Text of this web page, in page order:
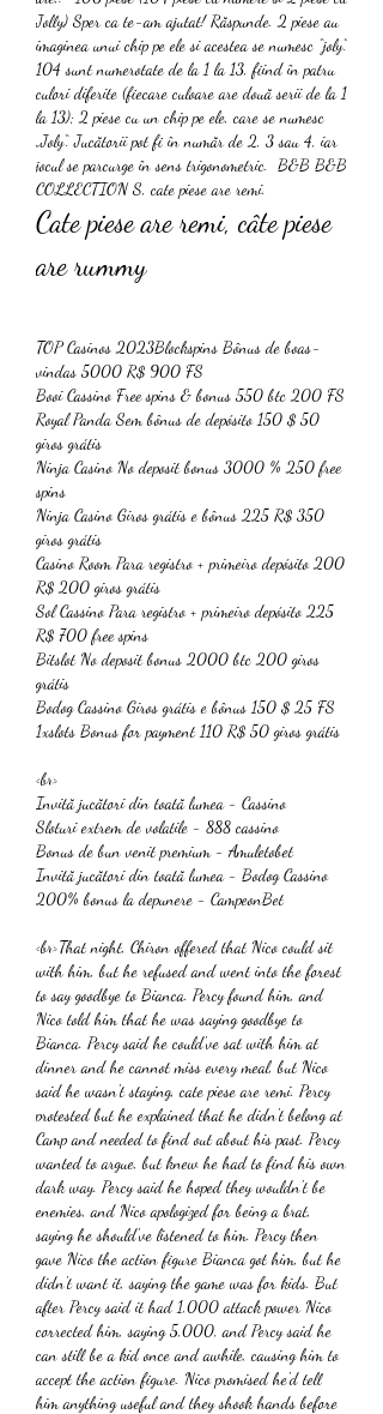
Jolly) Sper ca te-am ajutat! Răspunde. 2 piese au
imaginea unui chip pe ele si acestea se numesc “joly”.
104 sunt numerotate de la 1 la 13, fiind în patru
culori diferite (fiecare culoare are două serii de la 1
la 13); 2 piese cu un chip pe ele, care se numesc
„Joly“. Jucătorii pot fi în număr de 2, 3 sau 4, iar
jocul se parcurge în sens trigonometric.  B&B B&B
COLLECTION S, cate piese are remi.
Cate piese are remi, câte piese
are rummy
TOP Casinos 2023Blockspins Bônus de boas-
vindas 5000 R$ 900 FS
Booi Cassino Free spins & bonus 550 btc 200 FS
Royal Panda Sem bônus de depósito 150 $ 50
giros grátis
Ninja Casino No deposit bonus 3000 % 250 free
spins
Ninja Casino Giros grátis e bônus 225 R$ 350
giros grátis
Casino Room Para registro + primeiro depósito 200
R$ 200 giros grátis
Sol Cassino Para registro + primeiro depósito 225
R$ 700 free spins
Bitslot No deposit bonus 2000 btc 200 giros
grátis
Bodog Cassino Giros grátis e bônus 150 $ 25 FS
1xslots Bonus for payment 110 R$ 50 giros grátis
<br>
Invită jucători din toată lumea - Cassino
Sloturi extrem de volatile - 888 cassino
Bonus de bun venit premium - Amuletobet
Invită jucători din toată lumea - Bodog Cassino
200% bonus la depunere - CampeonBet
<br>That night, Chiron offered that Nico could sit
with him, but he refused and went into the forest
to say goodbye to Bianca. Percy found him, and
Nico told him that he was saying goodbye to
Bianca. Percy said he could've sat with him at
dinner and he cannot miss every meal, but Nico
said he wasn't staying, cate piese are remi. Percy
protested but he explained that he didn't belong at
Camp and needed to find out about his past. Percy
wanted to argue, but knew he had to find his own
dark way. Percy said he hoped they wouldn't be
enemies, and Nico apologized for being a brat,
saying he should've listened to him. Percy then
gave Nico the action figure Bianca got him, but he
didn't want it, saying the game was for kids. But
after Percy said it had 1,000 attack power Nico
corrected him, saying 5,000, and Percy said he
can still be a kid once and awhile, causing him to
accept the action figure. Nico promised he'd tell
him anything useful and they shook hands before